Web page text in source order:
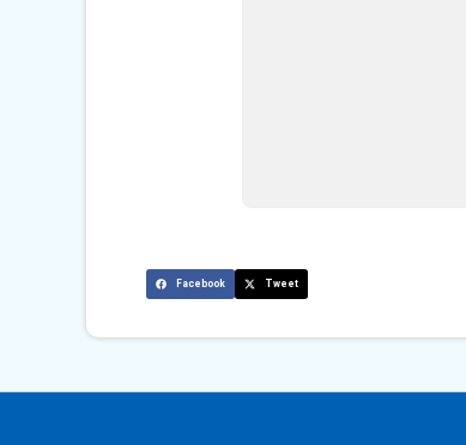
Facebook Tweet